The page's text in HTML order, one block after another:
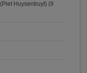
Huysentruyt) (9